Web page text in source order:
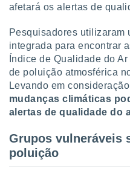
Pode
de
ao
através
nós e
afetará os alertas de
Pesquisadores utilizaram
integrada para encontrar
Índice de Qualidade do
de poluição atmosférica
Levando em
mudanças climáticas
alertas de qualidade do
Grupos vulneráveis
poluição